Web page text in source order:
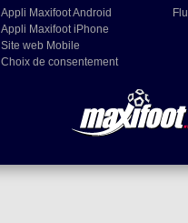
Appli Maxifoot Android
Appli Maxifoot iPhone
Site web Mobile
Choix de consentement